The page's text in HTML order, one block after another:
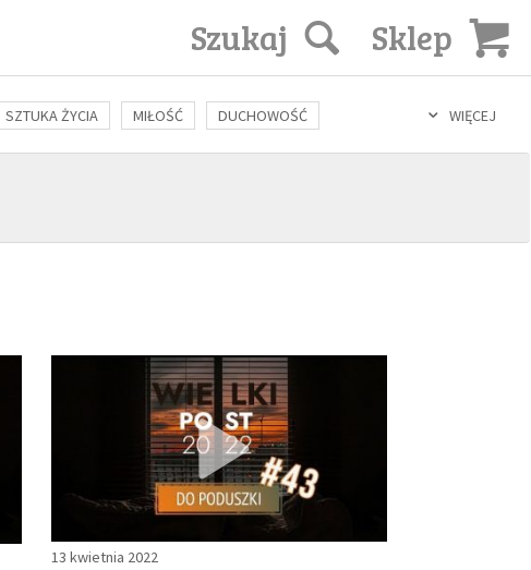
Sklep
Szukaj
WIĘCEJ
SZTUKA ŻYCIA MIŁOŚĆ DUCHOWOŚĆ
FILOZOFIA KULTURA ŚWIĘCI SEKS IN VITRO
13 kwietnia 2022